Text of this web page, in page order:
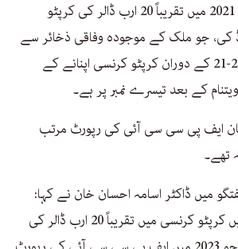
گیا تھا کہ پاکستان نے 2021 میں تقریباً 20 ارب ڈالر کی کرپٹو
کی، جو ملک کے موجودہ وفاقی ذخائر سے
زائد ہے۔ پاکستان 2020-21 کے دوران کرپٹو کرنسی اپنانے کے
کے بعد تیسرے نمبر پر ہے۔
ایف پی سی سی آئی کی رپورٹ مرتب
تھے۔
میں ڈاکٹر اسامہ احسان خان نے کہا:
’2021 میں پاکستان میں کرپٹو کرنسی میں تقریباً 20 ارب ڈالر کی